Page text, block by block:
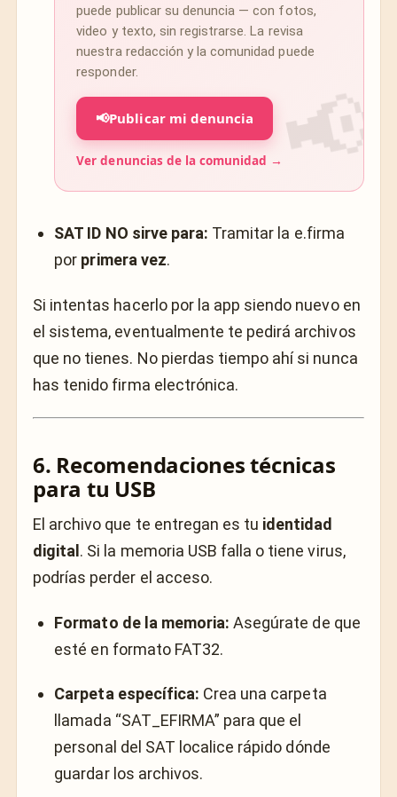
puede publicar su denuncia — con fotos,
video y texto, sin registrarse. La revisa
nuestra redacción y la comunidad puede
responder.
📢Publicar mi denuncia
Ver denuncias de la comunidad →
SAT ID NO sirve para: Tramitar la e.firma
por primera vez.
Si intentas hacerlo por la app siendo nuevo en
el sistema, eventualmente te pedirá archivos
que no tienes. No pierdas tiempo ahí si nunca
has tenido firma electrónica.
6. Recomendaciones técnicas
para tu USB
El archivo que te entregan es tu identidad
digital . Si la memoria USB falla o tiene virus,
podrías perder el acceso.
Formato de la memoria: Asegúrate de que
esté en formato FAT32.
Carpeta específica: Crea una carpeta
llamada “SAT_EFIRMA” para que el
personal del SAT localice rápido dónde
guardar los archivos.